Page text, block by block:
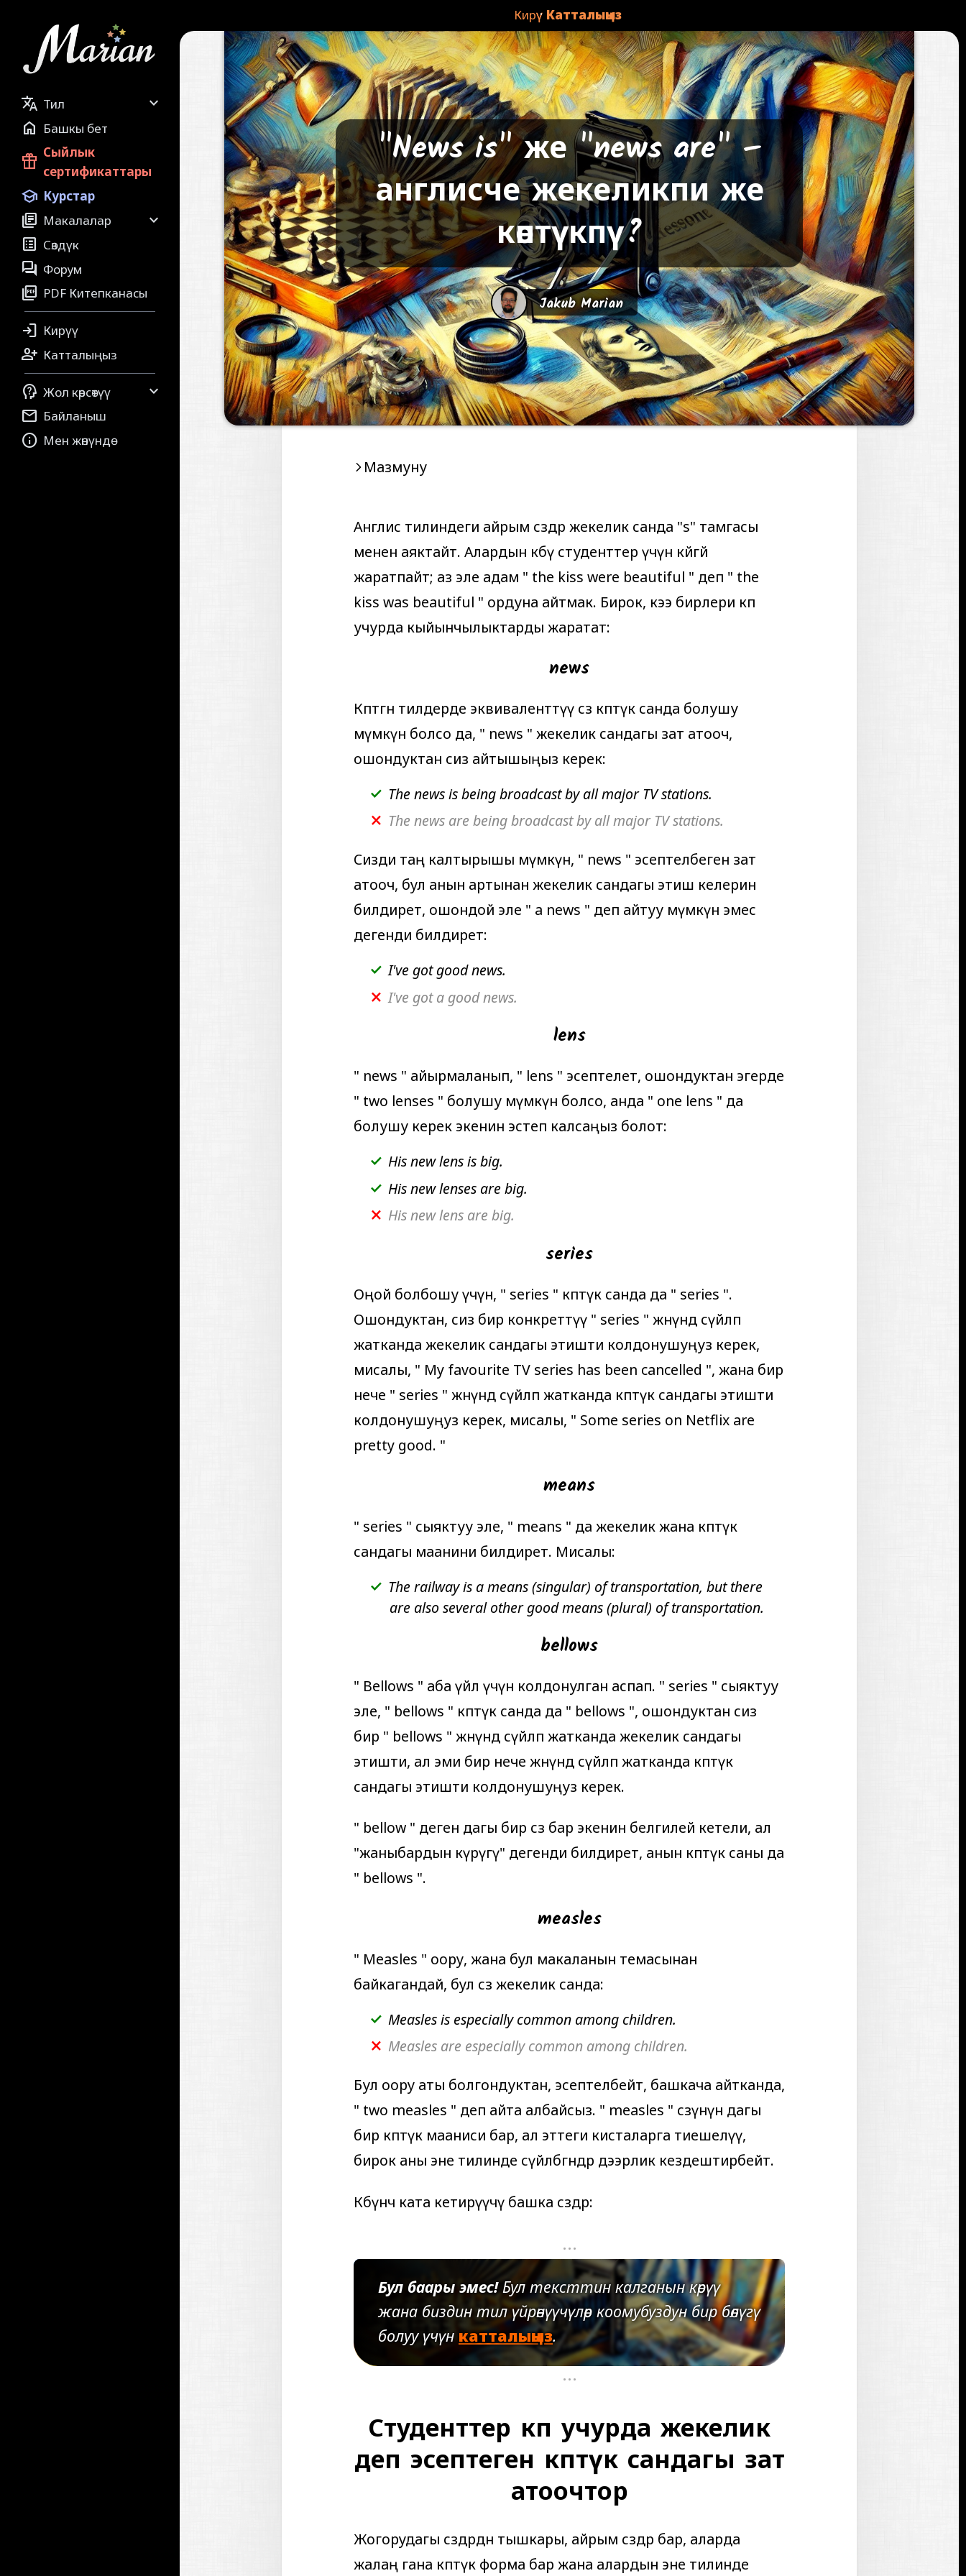
Кирүү· Катталыңыз
 Тил

 Башкы бет
 Сыйлык
сертификаттары
 Курстар
 Макалалар

 Сөздүк
 Форум
 PDF Китепканасы
 Кирүү
 Катталыңыз
 Жол көрсөтүү

 Байланыш
 Мен жөнүндө
"News is" же "news are" –
англисче жекеликпи же
көптүкпү?
Jakub Marian
Мазмуну
Англис тилиндеги айрым сөздөр жекелик санда "s" тамгасы
менен аяктайт. Алардын көбү студенттер үчүн көйгөй
жаратпайт; аз эле адам " the kiss were beautiful " деп " the
kiss was beautiful " ордуна айтмак. Бирок, кээ бирлери көп
учурда кыйынчылыктарды жаратат:
news
Көптөгөн тилдерде эквиваленттүү сөз көптүк санда болушу
мүмкүн болсо да, " news " жекелик сандагы зат атооч,
ошондуктан сиз айтышыңыз керек:
The news is being broadcast by all major TV stations.
The news are being broadcast by all major TV stations.
Сизди таң калтырышы мүмкүн, " news " эсептелбеген зат
атооч, бул анын артынан жекелик сандагы этиш келерин
билдирет, ошондой эле " a news " деп айтуу мүмкүн эмес
дегенди билдирет:
I've got good news.
I've got a good news.
lens
" news " айырмаланып, " lens " эсептелет, ошондуктан эгерде
" two lenses " болушу мүмкүн болсо, анда " one lens " да
болушу керек экенин эстеп калсаңыз болот:
His new lensisbig.
His new lenses arebig.
His new lens are big.
series
Оңой болбошу үчүн, " series " көптүк санда да " series ".
Ошондуктан, сиз бир конкреттүү " series " жөнүндө сүйлөп
жатканда жекелик сандагы этишти колдонушуңуз керек,
мисалы, " My favourite TV series has been cancelled ", жана бир
нече " series " жөнүндө сүйлөп жатканда көптүк сандагы этишти
колдонушуңуз керек, мисалы, " Some series on Netflix are
pretty good. "
means
" series " сыяктуу эле, " means " да жекелик жана көптүк
сандагы маанини билдирет. Мисалы:
The railway is a means (singular) of transportation, but there
are also several other good means (plural) of transportation.
bellows
" Bellows " аба үйлөө үчүн колдонулган аспап. " series " сыяктуу
эле, " bellows " көптүк санда да " bellows ", ошондуктан сиз
бир " bellows " жөнүндө сүйлөп жатканда жекелик сандагы
этишти, ал эми бир нече жөнүндө сүйлөп жатканда көптүк
сандагы этишти колдонушуңуз керек.
" bellow " деген дагы бир сөз бар экенин белгилей кетели, ал
"жаныбардын өкүрүгү" дегенди билдирет, анын көптүк саны да
" bellows ".
measles
" Measles " оору, жана бул макаланын темасынан
байкагандай, бул сөз жекелик санда:
Measlesis especially common among children.
Measles are especially common among children.
Бул оору аты болгондуктан, эсептелбейт, башкача айтканда,
" two measles " деп айта албайсыз. " measles " сөзүнүн дагы
бир көптүк мааниси бар, ал эттеги кисталарга тиешелүү,
бирок аны эне тилинде сүйлөбөгөндөр дээрлик кездештирбейт.
Көбүнчө ката кетирүүчү башка сөздөр:
...
Бул баары эмес!Бул тексттин калганын көрүү
жана биздин тил үйрөнүүчүлөр коомубуздун бир бөлүгү
болуу үчүн катталыңыз.
...
Студенттер көп учурда жекелик
деп эсептеген көптүк сандагы зат
атоочтор
Жогорудагы сөздөрдөн тышкары, айрым сөздөр бар, аларда
жалаң гана көптүк форма бар жана алардын эне тилинде